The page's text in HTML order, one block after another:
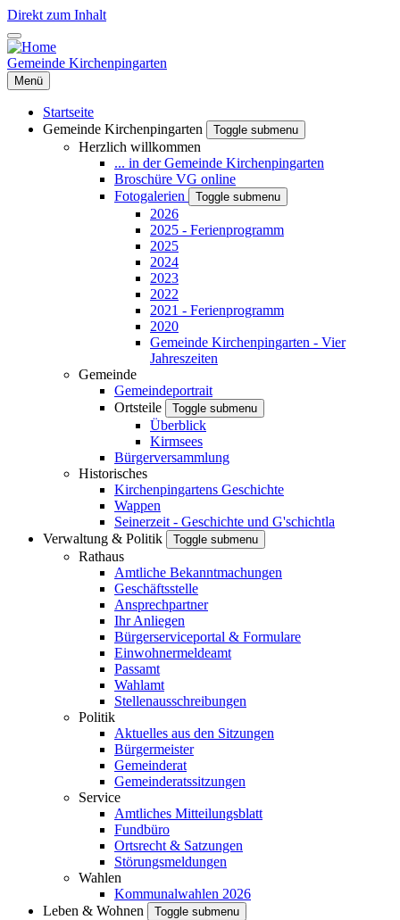
Direkt zum Inhalt
Gemeinde Kirchenpingarten
Menü
Startseite
Gemeinde Kirchenpingarten
Toggle submenu
Herzlich willkommen
... in der Gemeinde Kirchenpingarten
Broschüre VG online
Fotogalerien
Toggle submenu
2026
2025 - Ferienprogramm
2025
2024
2023
2022
2021 - Ferienprogramm
2020
Gemeinde Kirchenpingarten - Vier
Jahreszeiten
Gemeinde
Gemeindeportrait
Ortsteile
Toggle submenu
Überblick
Kirmsees
Bürgerversammlung
Historisches
Kirchenpingartens Geschichte
Wappen
Seinerzeit - Geschichte und G'schichtla
Verwaltung & Politik
Toggle submenu
Rathaus
Amtliche Bekanntmachungen
Geschäftsstelle
Ansprechpartner
Ihr Anliegen
Bürgerserviceportal & Formulare
Einwohnermeldeamt
Passamt
Wahlamt
Stellenausschreibungen
Politik
Aktuelles aus den Sitzungen
Bürgermeister
Gemeinderat
Gemeinderatssitzungen
Service
Amtliches Mitteilungsblatt
Fundbüro
Ortsrecht & Satzungen
Störungsmeldungen
Wahlen
Kommunalwahlen 2026
Leben & Wohnen
Toggle submenu